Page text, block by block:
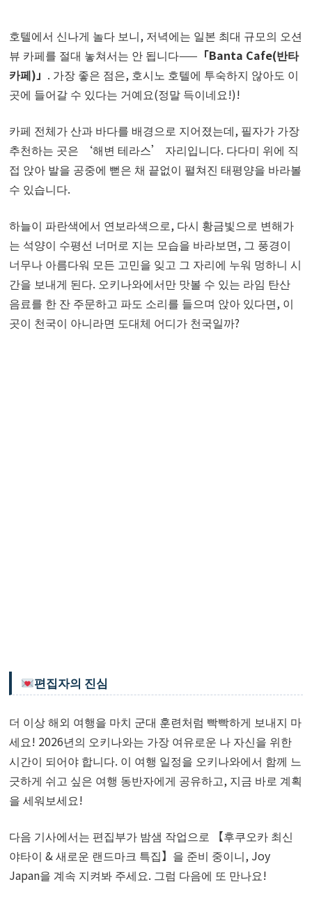
호텔에서 신나게 놀다 보니, 저녁에는 일본 최대 규모의 오션
뷰 카페를 절대 놓쳐서는 안 됩니다—— 「Banta Cafe(반타
카페)」 . 가장 좋은 점은, 호시노 호텔에 투숙하지 않아도 이
곳에 들어갈 수 있다는 거예요(정말 득이네요!)!
카페 전체가 산과 바다를 배경으로 지어졌는데, 필자가 가장
추천하는 곳은 ‘해변 테라스’ 자리입니다. 다다미 위에 직
접 앉아 발을 공중에 뻗은 채 끝없이 펼쳐진 태평양을 바라볼
수 있습니다.
하늘이 파란색에서 연보라색으로, 다시 황금빛으로 변해가
는 석양이 수평선 너머로 지는 모습을 바라보면, 그 풍경이
너무나 아름다워 모든 고민을 잊고 그 자리에 누워 멍하니 시
간을 보내게 된다. 오키나와에서만 맛볼 수 있는 라임 탄산
음료를 한 잔 주문하고 파도 소리를 들으며 앉아 있다면, 이
곳이 천국이 아니라면 도대체 어디가 천국일까?
편집자의 진심
더 이상 해외 여행을 마치 군대 훈련처럼 빡빡하게 보내지 마
세요! 2026년의 오키나와는 가장 여유로운 나 자신을 위한
시간이 되어야 합니다. 이 여행 일정을 오키나와에서 함께 느
긋하게 쉬고 싶은 여행 동반자에게 공유하고, 지금 바로 계획
을 세워보세요!
다음 기사에서는 편집부가 밤샘 작업으로 【후쿠오카 최신
야타이 & 새로운 랜드마크 특집】을 준비 중이니, Joy
Japan을 계속 지켜봐 주세요. 그럼 다음에 또 만나요!